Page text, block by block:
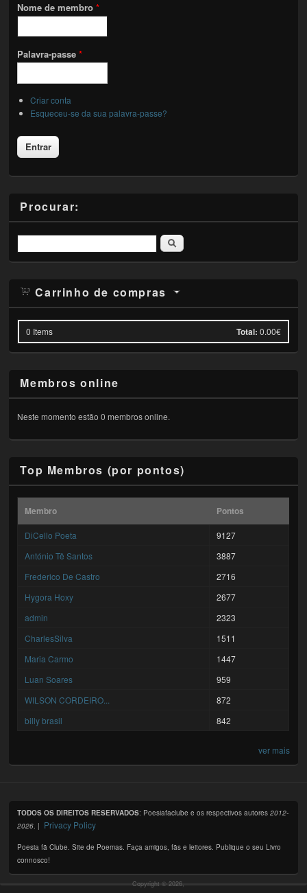
Nome de membro*
Palavra-passe*
Criar conta
Esqueceu-se da sua palavra-passe?
Procurar:
Pesquisar
Carrinho de compras
0 Items Total: 0.00€
Membros online
Neste momento estão 0 membros online.
Top Membros (por pontos)
Membro Pontos
DiCello Poeta
9127
António Tê Santos
3887
Frederico De Castro
2716
Hygora Hoxy
2677
admin
2323
CharlesSilva
1511
Maria Carmo
1447
Luan Soares
959
WILSON CORDEIRO...
872
billy brasil
842
ver mais
TODOS OS DIREITOS RESERVADOS: Poesiafaclube e os respectivos autores2012-
2026. | Privacy Policy
Poesia fã Clube. Site de Poemas. Faça amigos, fãs e leitores. Publique o seu Livro
connosco!
Copyright © 2026,